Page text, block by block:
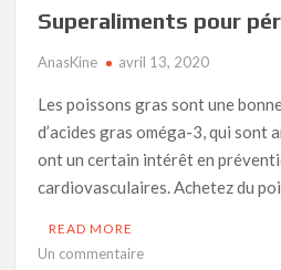
Superaliments pour
AnasKine avril 13, 2020
Les poissons gras sont une
d’acides gras oméga-3, qui
ont un certain intérêt en
cardiovasculaires. Achetez du
READ MORE
Un commentairesur